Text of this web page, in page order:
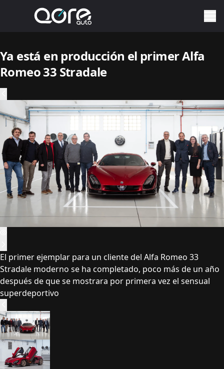
Ya está en producción el primer Alfa
Romeo 33 Stradale
El primer ejemplar para un cliente del Alfa Romeo 33
Stradale moderno se ha completado, poco más de un año
después de que se mostrara por primera vez el sensual
superdeportivo